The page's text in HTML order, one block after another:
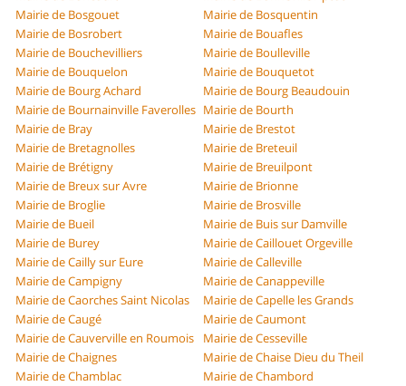
Mairie de Bosgouet
Mairie de Bosquentin
Mairie de Bosrobert
Mairie de Bouafles
Mairie de Bouchevilliers
Mairie de Boulleville
Mairie de Bouquelon
Mairie de Bouquetot
Mairie de Bourg Achard
Mairie de Bourg Beaudouin
Mairie de Bournainville Faverolles Mairie de Bourth
Mairie de Bray
Mairie de Brestot
Mairie de Bretagnolles
Mairie de Breteuil
Mairie de Brétigny
Mairie de Breuilpont
Mairie de Breux sur Avre
Mairie de Brionne
Mairie de Broglie
Mairie de Brosville
Mairie de Bueil
Mairie de Buis sur Damville
Mairie de Burey
Mairie de Caillouet Orgeville
Mairie de Cailly sur Eure
Mairie de Calleville
Mairie de Campigny
Mairie de Canappeville
Mairie de Caorches Saint Nicolas
Mairie de Capelle les Grands
Mairie de Caugé
Mairie de Caumont
Mairie de Cauverville en Roumois
Mairie de Cesseville
Mairie de Chaignes
Mairie de Chaise Dieu du Theil
Mairie de Chamblac
Mairie de Chambord